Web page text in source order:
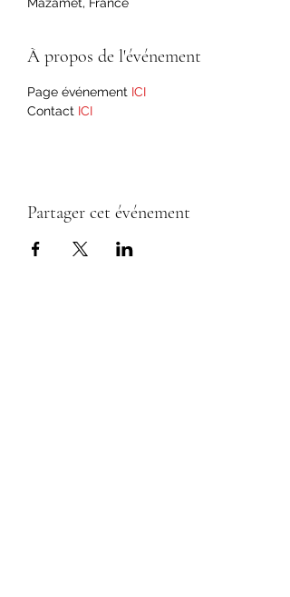
À propos de l'événement
Page événement ICI
Contact ICI
Partager cet événement